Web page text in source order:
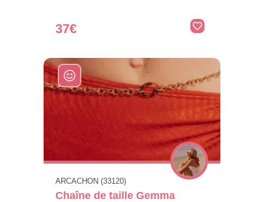
37€
ARCACHON (33120)
Chaîne de taille Gemma